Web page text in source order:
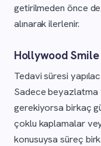
getirilmeden önce
alınarak ilerlenir.
Hollywood
Tedavi süresi
Sadece
gerekiyorsa birkaç
çoklu kaplamalar
konusuysa süreç